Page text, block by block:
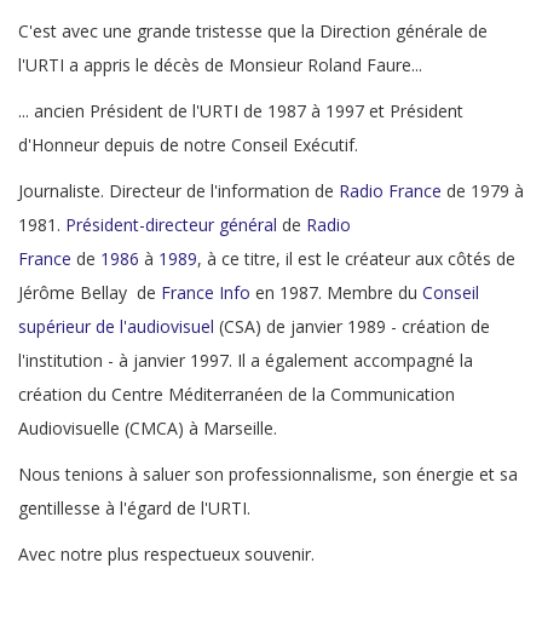
C'est avec une grande tristesse que la Direction générale de
l'URTI a appris le décès de Monsieur Roland Faure...
... ancien Président de l'URTI de 1987 à 1997 et Président
d'Honneur depuis de notre Conseil Exécutif.
Journaliste. Directeur de l'information de Radio France de 1979 à
1981. Président-directeur général de Radio
France de 1986 à 1989, à ce titre, il est le créateur aux côtés de
Jérôme Bellay de France Info en 1987. Membre du Conseil
supérieur de l'audiovisuel (CSA) de janvier 1989 - création de
l'institution - à janvier 1997. Il a également accompagné la
création du Centre Méditerranéen de la Communication
Audiovisuelle (CMCA) à Marseille.
Nous tenions à saluer son professionnalisme, son énergie et sa
gentillesse à l'égard de l'URTI.
Avec notre plus respectueux souvenir.